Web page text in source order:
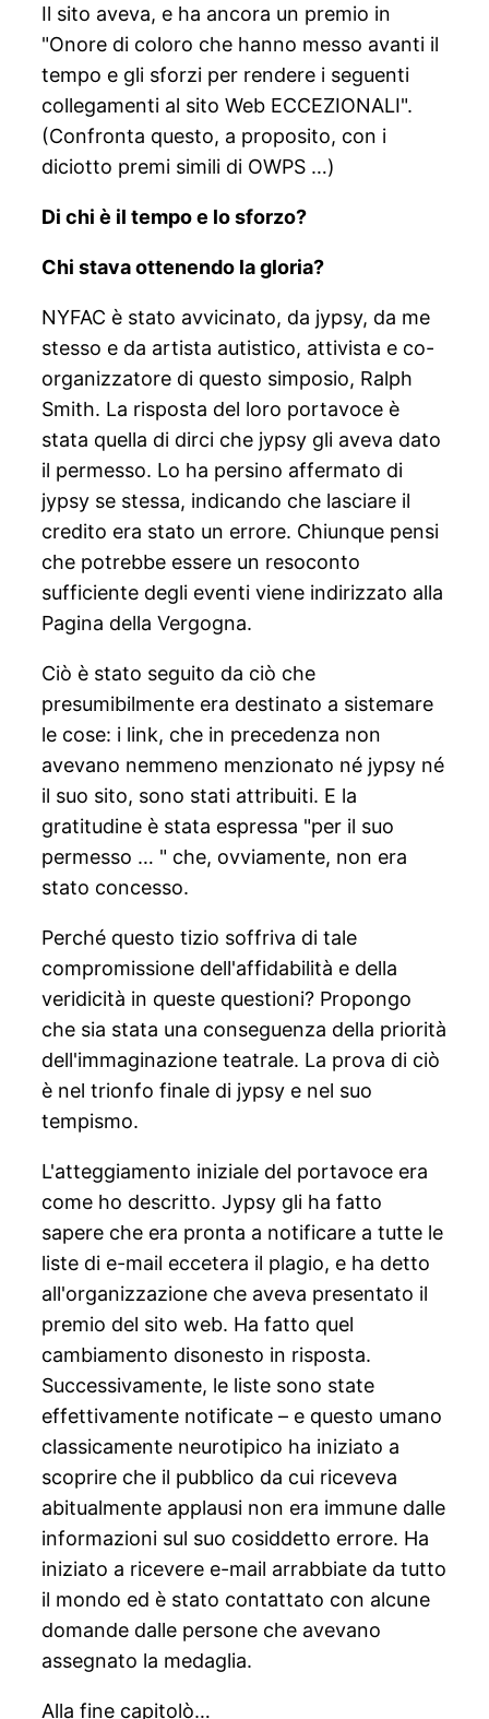
Il sito aveva, e ha ancora un premio in
"Onore di coloro che hanno messo avanti il
tempo e gli sforzi per rendere i seguenti
collegamenti al sito Web ECCEZIONALI".
(Confronta questo, a proposito, con i
diciotto premi simili di OWPS …)
Di chi è il tempo e lo sforzo?
Chi stava ottenendo la gloria?
NYFAC è stato avvicinato, da jypsy, da me
stesso e da artista autistico, attivista e co-
organizzatore di questo simposio, Ralph
Smith. La risposta del loro portavoce è
stata quella di dirci che jypsy gli aveva dato
il permesso. Lo ha persino affermato di
jypsy se stessa, indicando che lasciare il
credito era stato un errore. Chiunque pensi
che potrebbe essere un resoconto
sufficiente degli eventi viene indirizzato alla
Pagina della Vergogna.
Ciò è stato seguito da ciò che
presumibilmente era destinato a sistemare
le cose: i link, che in precedenza non
avevano nemmeno menzionato né jypsy né
il suo sito, sono stati attribuiti. E la
gratitudine è stata espressa "per il suo
permesso … " che, ovviamente, non era
stato concesso.
Perché questo tizio soffriva di tale
compromissione dell'affidabilità e della
veridicità in queste questioni? Propongo
che sia stata una conseguenza della priorità
dell'immaginazione teatrale. La prova di ciò
è nel trionfo finale di jypsy e nel suo
tempismo.
L'atteggiamento iniziale del portavoce era
come ho descritto. Jypsy gli ha fatto
sapere che era pronta a notificare a tutte le
liste di e-mail eccetera il plagio, e ha detto
all'organizzazione che aveva presentato il
premio del sito web. Ha fatto quel
cambiamento disonesto in risposta.
Successivamente, le liste sono state
effettivamente notificate – e questo umano
classicamente neurotipico ha iniziato a
scoprire che il pubblico da cui riceveva
abitualmente applausi non era immune dalle
informazioni sul suo cosiddetto errore. Ha
iniziato a ricevere e-mail arrabbiate da tutto
il mondo ed è stato contattato con alcune
domande dalle persone che avevano
assegnato la medaglia.
Alla fine capitolò…